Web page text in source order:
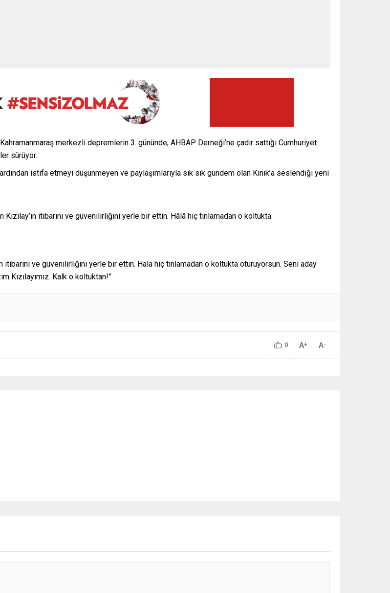
merkezli depremlerin 3. gününde, AHBAP Derneği’ne çadır sattığı Cumhuriyet
sürüyor.
istifa etmeyi düşünmeyen ve paylaşımlarıyla sık sık gündem olan Kınık’a seslendiği yeni
Kızılay’ın itibarını ve güvenilirliğini yerle bir ettin. Hâlâ hiç tınlamadan o koltukta
itibarını ve güvenilirliğini yerle bir ettin. Hala hiç tınlamadan o koltukta oturuyorsun. Seni aday
Kızılayımız. Kalk o koltuktan!”
0 A+ A-